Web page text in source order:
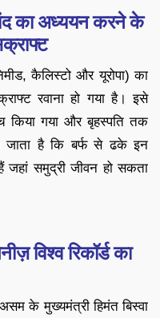
का अध्ययन करने के
कैलिस्टो और यूरोपा) का
रवाना हो गया है। इसे
किया गया और बृहस्पति तक
है कि बर्फ से ढके इन
समुद्री जीवन हो सकता
विश्व रिकॉर्ड का
के मुख्यमंत्री हिमंत बिस्वा